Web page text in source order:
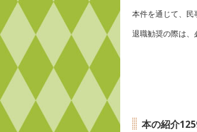
本件を通じて、民
退職勧奨の際は、
本の紹介